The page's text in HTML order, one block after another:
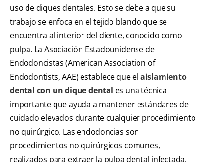
uso de diques dentales. Esto se debe a que su
trabajo se enfoca en el tejido blando que se
encuentra al interior del diente, conocido como
pulpa. La Asociación Estadounidense de
Endodoncistas (American Association of
Endodontists, AAE) establece que el aislamiento
dental con un dique dental es una técnica
importante que ayuda a mantener estándares de
cuidado elevados durante cualquier procedimiento
no quirúrgico. Las endodoncias son
procedimientos no quirúrgicos comunes,
realizados para extraer la pulpa dental infectada,